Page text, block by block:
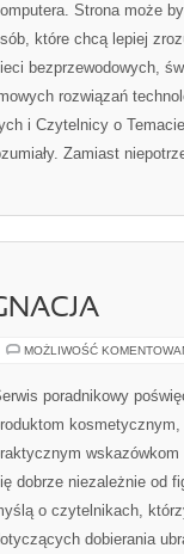
Strona może
które chcą lepiej
bezprzewodowych,
rozwiązań
i Czytelnicy o
Zamiast
MOŻLIWOŚĆ
poradnikowy
dobrze niezależnie od
o czytelnikach,
dobierania